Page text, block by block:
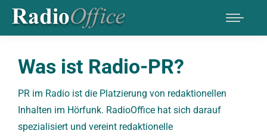
Was ist Radio-PR?
PR im Radio ist die Platzierung von redaktionellen
Inhalten im Hörfunk. RadioOffice hat sich darauf
spezialisiert und vereint redaktionelle